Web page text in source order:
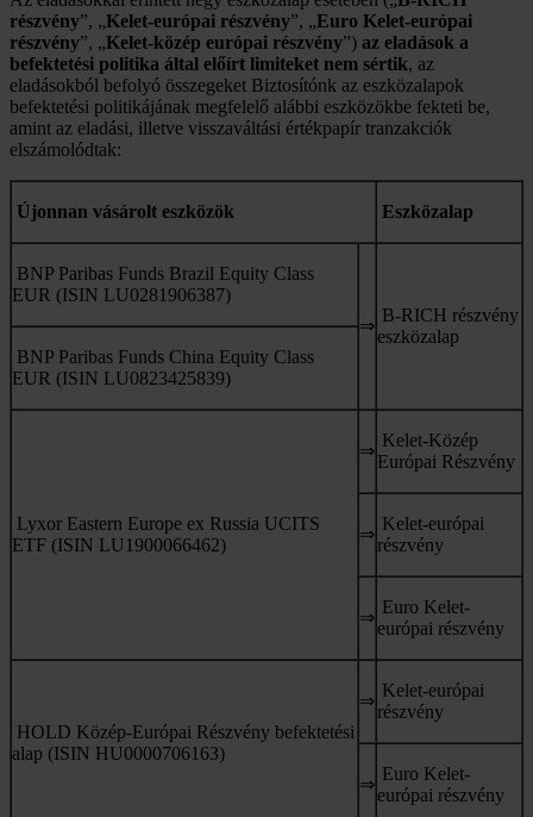
részvény”, „Kelet-európai részvény”, „Euro Kelet-európai
részvény”, „Kelet-közép európai részvény”) az eladások a
befektetési politika által előírt limiteket nem sértik, az
eladásokból befolyó összegeket Biztosítónk az eszközalapok
befektetési politikájának megfelelő alábbi eszközökbe fekteti be,
amint az eladási, illetve visszaváltási értékpapír tranzakciók
elszámolódtak:
Újonnan vásárolt eszközök Eszközalap
BNP Paribas Funds Brazil Equity Class
EUR (ISIN LU0281906387)
⇒
B-RICH részvény
eszközalap
BNP Paribas Funds China Equity Class
EUR (ISIN LU0823425839)
Lyxor Eastern Europe ex Russia UCITS
ETF (ISIN LU1900066462)
⇒
Kelet-Közép
Európai Részvény
⇒
Kelet-európai
részvény
⇒
Euro Kelet-
európai részvény
HOLD Közép-Európai Részvény befektetési
alap (ISIN HU0000706163)
⇒
Kelet-európai
részvény
⇒
Euro Kelet-
európai részvény